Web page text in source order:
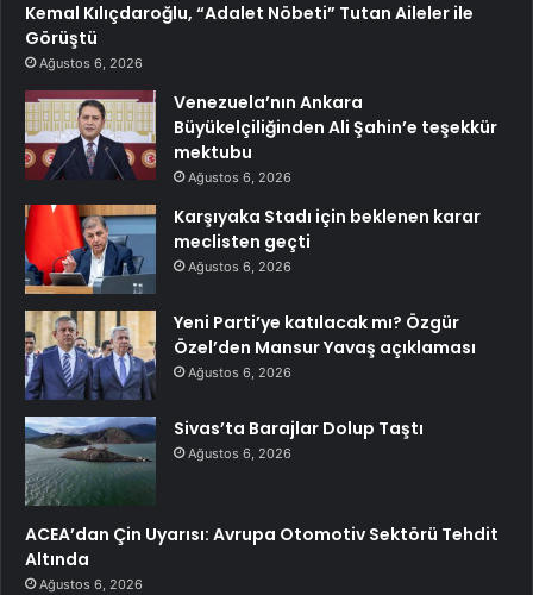
Kemal Kılıçdaroğlu, “Adalet Nöbeti” Tutan Aileler ile
Görüştü
Ağustos 6, 2026
Venezuela’nın Ankara
Büyükelçiliğinden Ali Şahin’e teşekkür
mektubu
Ağustos 6, 2026
Karşıyaka Stadı için beklenen karar
meclisten geçti
Ağustos 6, 2026
Yeni Parti’ye katılacak mı? Özgür
Özel’den Mansur Yavaş açıklaması
Ağustos 6, 2026
Sivas’ta Barajlar Dolup Taştı
Ağustos 6, 2026
ACEA’dan Çin Uyarısı: Avrupa Otomotiv Sektörü Tehdit
Altında
Ağustos 6, 2026